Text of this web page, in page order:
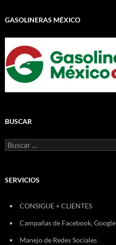
GASOLINERAS MÉXICO
BUSCAR
Buscar:
SERVICIOS
CONSIGUE + CLIENTES
Campañas de Facebook, Google
Manejo de Redes Sociales